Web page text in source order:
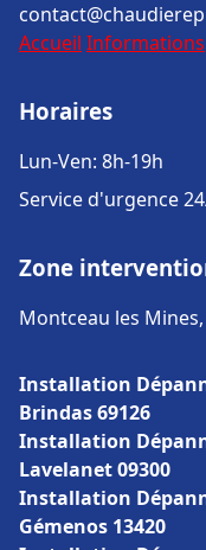
Accueil Informations
Horaires
Lun-Ven: 8h-19h
Service d'urgence
Zone
Montceau les
Installation
Brindas 69126
Installation
Lavelanet 09300
Installation
Gémenos 13420